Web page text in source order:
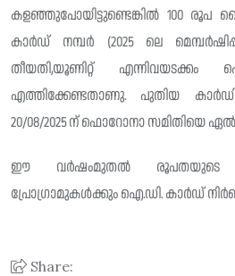
കളഞ്ഞുപോയിട്ടുണ്ടെങ്കിൽ 100
കാർഡ് നമ്പർ (2025 ലെ
തീയതി,യൂണിറ്റ്
എത്തിക്കേണ്ടതാണു. പുതിയ
20/08/2025 ന് ഫൊറോനാ സമിതിയെ
ഈ വർഷംമുതൽ രൂപതയുടെ
പ്രോഗ്രാമുകൾക്കും ഐ.ഡി. കാർഡ്
Share: